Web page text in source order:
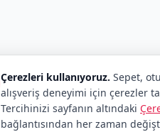
Çerezleri kullanıyoruz. Sepet,
alışveriş deneyimi için çerezler
Tercihinizi sayfanın altındaki
bağlantısından her zaman